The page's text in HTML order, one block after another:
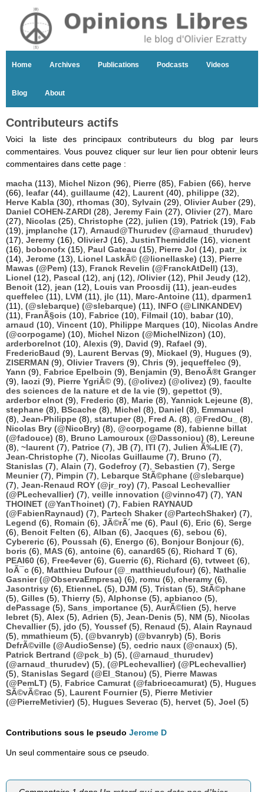
Home Archives Publications Podcasts Videos
Blog About
Contributeurs actifs
Voici la liste des principaux contributeurs du blog par leurs
commentaires. Vous pouvez cliquer sur leur lien pour obtenir leurs
commentaires dans cette page :
macha (113), Michel Nizon (96), Pierre (85), Fabien (66), herve
(66), leafar(44), guillaume (42), Laurent (40), philippe (32),
Herve Kabla (30), rthomas (30), Sylvain (29), Olivier Auber(29),
Daniel COHEN-ZARDI (28), Jeremy Fain (27), Olivier(27), Marc
(27), Nicolas (25), Christophe (22), julien (19), Patrick (19), Fab
(19), jmplanche (17), Arnaud@Thurudev (@arnaud_thurudev)
(17), Jeremy (16), OlivierJ (16), JustinThemiddle (16), vicnent
(16), bobonofx (15), Paul Gateau (15), Pierre Jol (14), patr_ix
(14), Jerome (13), Lionel LaskÃ© (@lionellaske) (13), Pierre
Mawas (@Pem) (13), Franck Revelin (@FranckAtDell) (13),
Lionel (12), Pascal (12), anj (12), /Olivier(12), Phil Jeudy (12),
Benoit (12), jean (12), Louis van Proosdij (11), jean-eudes
queffelec (11), LVM (11), jlc (11), Marc-Antoine (11), dparmen1
(11), (@slebarque) (@slebarque) (11), INFO (@LINKANDEV)
(11), FranÃ§ois (10), Fabrice (10), Filmail (10), babar(10),
arnaud (10), Vincent (10), Philippe Marques (10), Nicolas Andre
(@corpogame) (10), Michel Nizon (@MichelNizon) (10),
arderborelnot (10), Alexis (9), David (9), Rafael (9),
FredericBaud (9), Laurent Bervas (9), Mickael (9), Hugues (9),
ZISERMAN (9), Olivier Travers (9), Chris (9), jequeffelec (9),
Yann (9), Fabrice Epelboin (9), Benjamin (9), BenoÃ®t Granger
(9), laozi (9), Pierre YgriÃ© (9), (@olivez) (@olivez) (9), faculte
des sciences de la nature et de la vie (9), gepettot (9),
arderbor elnot (9), Frederic (8), Marie (8), Yannick Lejeune (8),
stephane (8), BScache (8), Michel (8), Daniel (8), Emmanuel
(8), Jean-Philippe (8), startuper(8), Fred A. (8), @FredOu_
(8),
Nicolas Bry (@NicoBry) (8), @corpogame (8), fabienne billat
(@fadouce) (8), Bruno Lamouroux (@Dassoniou) (8), Lereune
(8), ~laurent (7), Patrice (7), JB (7), ITI (7), Julien Ã‰LIE (7),
Jean-Christophe (7), Nicolas Guillaume (7), Bruno (7),
Stanislas (7), Alain (7), Godefroy (7), Sebastien (7), Serge
Meunier(7), Pimpin (7), Lebarque StÃ©phane (@slebarque)
(7), Jean-Renaud ROY (@jr_roy) (7), Pascal Lechevallier
(@PLechevallier) (7), veille innovation (@vinno47) (7), YAN
THOINET (@YanThoinet) (7), Fabien RAYNAUD
(@FabienRaynaud) (7), Partech Shaker (@PartechShaker) (7),
Legend (6), Romain (6), JÃ©rÃ´me (6), Paul (6), Eric (6), Serge
(6), Benoit Felten (6), Alban (6), Jacques (6), sebou (6),
Cybereric (6), Poussah (6), Energo (6), Bonjour Bonjour(6),
boris (6), MAS (6), antoine (6), canard65 (6), Richard T (6),
PEAI60 (6), Free4ever(6), Guerric (6), Richard (6), tvtweet (6),
loÃ¯c (6), Matthieu Dufour (@_matthieudufour) (6), Nathalie
Gasnier (@ObservaEmpresa) (6), romu (6), cheramy (6),
Jasontrisy (6), EtienneL (5), DJM (5), Tristan (5), StÃ©phane
(5), Gilles (5), Thierry (5), Alphonse (5), apbianco (5),
dePassage (5), Sans_importance (5), AurÃ©lien (5), herve
lebret (5), Alex (5), Adrien (5), Jean-Denis (5), NM (5), Nicolas
Chevallier(5), jdo (5), Youssef (5), Renaud (5), Alain Raynaud
(5), mmathieum (5), (@bvanryb) (@bvanryb) (5), Boris
DefrÃ©ville (@AudioSense) (5), cedric naux (@cnaux) (5),
Patrick Bertrand (@pck_b) (5), (@arnaud_thurudev)
(@arnaud_thurudev) (5), (@PLechevallier) (@PLechevallier)
(5), Stanislas Segard (@El_Stanou) (5), Pierre Mawas
(@PemLT) (5), Fabrice Camurat (@fabricecamurat) (5), Hugues
SÃ©vÃ©rac (5), Laurent Fournier(5), Pierre Metivier
(@PierreMetivier) (5), Hugues Severac (5), hervet (5), Joel (5)
Contributions sous le pseudo Jerome D
Un seul commentaire sous ce pseudo.